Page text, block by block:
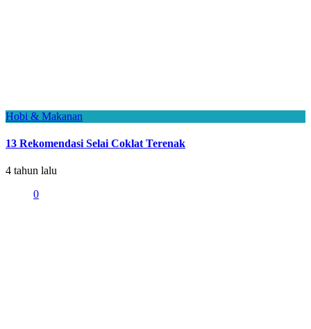
Hobi & Makanan
13 Rekomendasi Selai Coklat Terenak
4 tahun lalu
0